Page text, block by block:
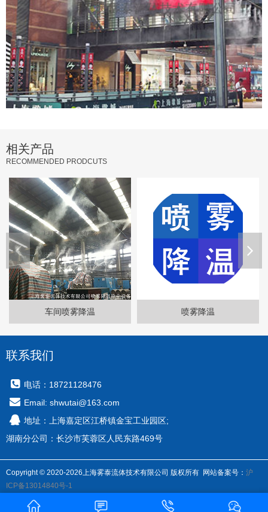
相关产品
RECOMMENDED PRODCUTS
喷雾降温 喷雾除尘系统
联系我们
电话：18721128476
Email: shwutai@163.com
地址：上海嘉定区江桥镇金宝工业园区;
湖南分公司：长沙市芙蓉区人民东路469号
Copyright © 2020-2026上海雾泰流体技术有限公司 版权所有 网站备案号： 沪
ICP备13014840号-1